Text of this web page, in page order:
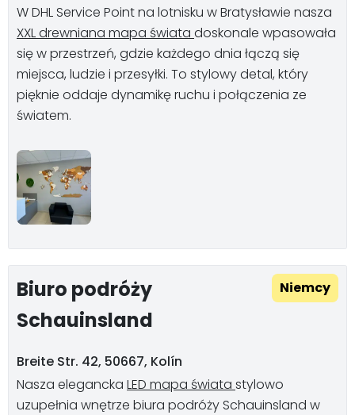
W DHL Service Point na lotnisku w Bratysławie nasza
XXL drewniana mapa świata doskonale wpasowała
się w przestrzeń, gdzie każdego dnia łączą się
miejsca, ludzie i przesyłki. To stylowy detal, który
pięknie oddaje dynamikę ruchu i połączenia ze
światem.
Niemcy
Biuro podróży
Schauinsland
Breite Str. 42, 50667, Kolín
Nasza elegancka LED mapa świata stylowo
uzupełnia wnętrze biura podróży Schauinsland w